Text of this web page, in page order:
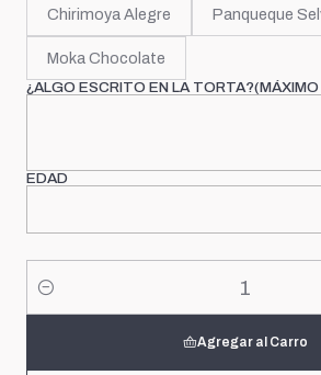
Chirimoya Alegre Panqueque
Moka Chocolate
¿ALGO ESCRITO EN LA
EDAD
Cantidad
Agregar al Carro